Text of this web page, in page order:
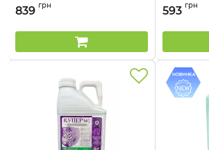
839 грн 593 грн